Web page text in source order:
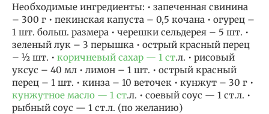
Необходимые ингредиенты: • запеченная свинина
– 300 г • пекинская капуста – 0,5 кочана • огурец –
1 шт. больш. размера • черешки сельдерея – 5 шт. •
зеленый лук – 3 перышка • острый красный перец
– ½ шт. • коричневый сахар — 1 ст.л. • рисовый
уксус – 40 мл • лимон – 1 шт. • острый красный
перец – 1 шт. • кинза – 10 веточек • кунжут – 30 г •
кунжутное масло — 1 ст.л. • соевый соус — 1 ст.л. •
рыбный соус — 1 ст.л. (по желанию)